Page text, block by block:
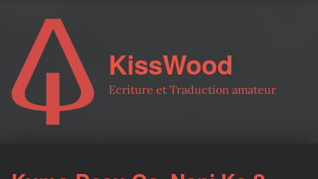
KissWood
Ecriture et Traduction amateur